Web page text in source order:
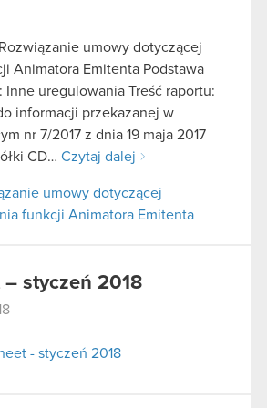
umowy dotyczącej
Animatora Emitenta Podstawa
Inne uregulowania Treść raportu:
informacji przekazanej w
nr 7/2017 z dnia 19 maja 2017
CD… Czytaj dalej
umowy dotyczącej
funkcji Animatora Emitenta
– styczeń 2018
- styczeń 2018